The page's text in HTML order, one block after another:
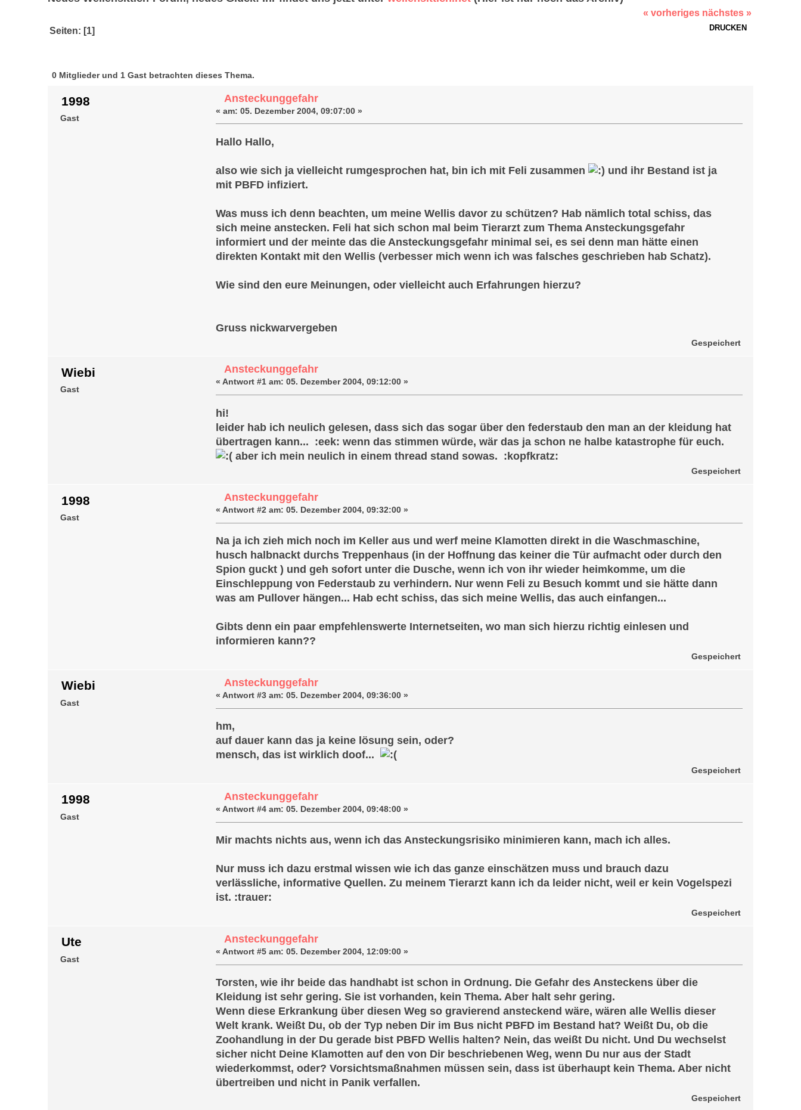
« vorheriges nächstes »
DRUCKEN
Seiten: [1]
0 Mitglieder und 1 Gast betrachten dieses Thema.
1998
Gast
Ansteckunggefahr
« am: 05. Dezember 2004, 09:07:00 »
Hallo Hallo,
also wie sich ja vielleicht rumgesprochen hat, bin ich mit Feli zusammen
und ihr Bestand ist ja
mit PBFD infiziert.
Was muss ich denn beachten, um meine Wellis davor zu schützen? Hab nämlich total schiss, das
sich meine anstecken. Feli hat sich schon mal beim Tierarzt zum Thema Ansteckungsgefahr
informiert und der meinte das die Ansteckungsgefahr minimal sei, es sei denn man hätte einen
direkten Kontakt mit den Wellis (verbesser mich wenn ich was falsches geschrieben hab Schatz).
Wie sind den eure Meinungen, oder vielleicht auch Erfahrungen hierzu?
Gruss nickwarvergeben
Gespeichert
Wiebi
Gast
Ansteckunggefahr
« Antwort #1 am: 05. Dezember 2004, 09:12:00 »
hi!
leider hab ich neulich gelesen, dass sich das sogar über den federstaub den man an der kleidung hat
übertragen kann... :eek: wenn das stimmen würde, wär das ja schon ne halbe katastrophe für euch.
aber ich mein neulich in einem thread stand sowas. :kopfkratz:
Gespeichert
1998
Gast
Ansteckunggefahr
« Antwort #2 am: 05. Dezember 2004, 09:32:00 »
Na ja ich zieh mich noch im Keller aus und werf meine Klamotten direkt in die Waschmaschine,
husch halbnackt durchs Treppenhaus (in der Hoffnung das keiner die Tür aufmacht oder durch den
Spion guckt ) und geh sofort unter die Dusche, wenn ich von ihr wieder heimkomme, um die
Einschleppung von Federstaub zu verhindern. Nur wenn Feli zu Besuch kommt und sie hätte dann
was am Pullover hängen... Hab echt schiss, das sich meine Wellis, das auch einfangen...
Gibts denn ein paar empfehlenswerte Internetseiten, wo man sich hierzu richtig einlesen und
informieren kann??
Gespeichert
Wiebi
Gast
Ansteckunggefahr
« Antwort #3 am: 05. Dezember 2004, 09:36:00 »
hm,
auf dauer kann das ja keine lösung sein, oder?
mensch, das ist wirklich doof...
Gespeichert
1998
Gast
Ansteckunggefahr
« Antwort #4 am: 05. Dezember 2004, 09:48:00 »
Mir machts nichts aus, wenn ich das Ansteckungsrisiko minimieren kann, mach ich alles.
Nur muss ich dazu erstmal wissen wie ich das ganze einschätzen muss und brauch dazu
verlässliche, informative Quellen. Zu meinem Tierarzt kann ich da leider nicht, weil er kein Vogelspezi
ist. :trauer:
Gespeichert
Ute
Gast
Ansteckunggefahr
« Antwort #5 am: 05. Dezember 2004, 12:09:00 »
Torsten, wie ihr beide das handhabt ist schon in Ordnung. Die Gefahr des Ansteckens über die
Kleidung ist sehr gering. Sie ist vorhanden, kein Thema. Aber halt sehr gering.
Wenn diese Erkrankung über diesen Weg so gravierend ansteckend wäre, wären alle Wellis dieser
Welt krank. Weißt Du, ob der Typ neben Dir im Bus nicht PBFD im Bestand hat? Weißt Du, ob die
Zoohandlung in der Du gerade bist PBFD Wellis halten? Nein, das weißt Du nicht. Und Du wechselst
sicher nicht Deine Klamotten auf den von Dir beschriebenen Weg, wenn Du nur aus der Stadt
wiederkommst, oder? Vorsichtsmaßnahmen müssen sein, dass ist überhaupt kein Thema. Aber nicht
übertreiben und nicht in Panik verfallen.
Gespeichert